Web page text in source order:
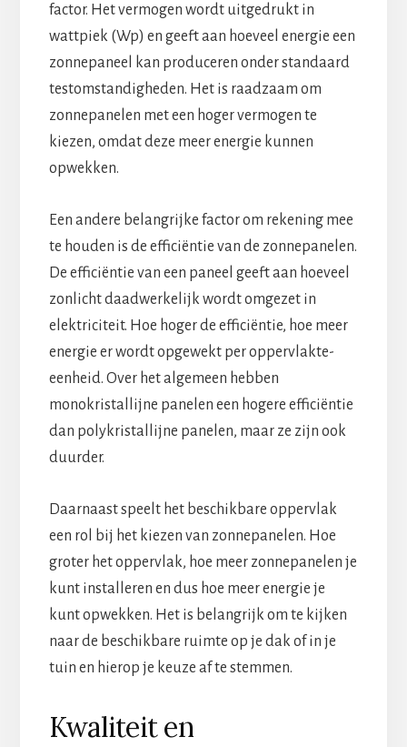
factor. Het vermogen wordt uitgedrukt in
wattpiek (Wp) en geeft aan hoeveel energie een
zonnepaneel kan produceren onder standaard
testomstandigheden. Het is raadzaam om
zonnepanelen met een hoger vermogen te
kiezen, omdat deze meer energie kunnen
opwekken.
Een andere belangrijke factor om rekening mee
te houden is de efficiëntie van de zonnepanelen.
De efficiëntie van een paneel geeft aan hoeveel
zonlicht daadwerkelijk wordt omgezet in
elektriciteit. Hoe hoger de efficiëntie, hoe meer
energie er wordt opgewekt per oppervlakte-
eenheid. Over het algemeen hebben
monokristallijne panelen een hogere efficiëntie
dan polykristallijne panelen, maar ze zijn ook
duurder.
Daarnaast speelt het beschikbare oppervlak
een rol bij het kiezen van zonnepanelen. Hoe
groter het oppervlak, hoe meer zonnepanelen je
kunt installeren en dus hoe meer energie je
kunt opwekken. Het is belangrijk om te kijken
naar de beschikbare ruimte op je dak of in je
tuin en hierop je keuze af te stemmen.
Kwaliteit en